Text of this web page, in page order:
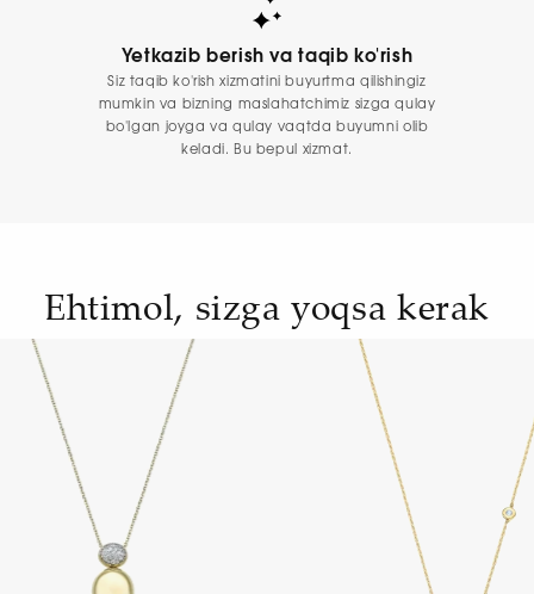
Yetkazib berish va taqib ko'rish
Siz taqib ko'rish xizmatini buyurtma qilishingiz
mumkin va bizning maslahatchimiz sizga qulay
bo'lgan joyga va qulay vaqtda buyumni olib
keladi. Bu bepul xizmat.
Ehtimol, sizga yoqsa kerak